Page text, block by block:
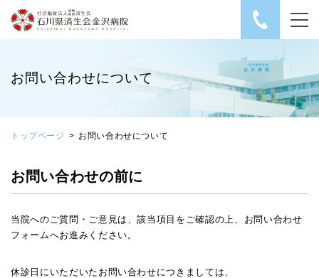
社会福祉法人 恩賜財
お問い合わせについて
トップページ お問い合わせについて
お問い合わせの前に
当院へのご質問・ご意見は、該当項目をご確認の上、お問い合わせ
フォームへお進みください。
休診日にいただいたお問い合わせにつきましては、